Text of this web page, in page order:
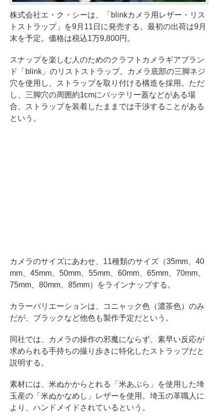
株式会社エ・ク・シーは、「blinkカメラ用レザー・リス
トストラップ」を9月11日に発売する。最初の出荷は9月
末を予定。価格は税込1万9,800円。
スナップを楽しむ人のためのクラフトカメラギアブラン
ド「blink」のリストストラップ。カメラ底部の三脚ネジ
穴を使用し、ストラップを取り付ける構造を採用。ただ
し、三脚穴の周囲約1cmにバッテリー蓋などがある場
合、ストラップを装着したままでは干渉することがある
という。
カメラのサイズにあわせ、11種類のサイズ（35mm、40
mm、45mm、50mm、55mm、60mm、65mm、70mm、
75mm、80mm、85mm）をラインナップする。
カラーバリエーションは、コニャック色（濃茶色）のみ
だが、ブラックなど他色も製作予定だという。
同社では、カメラの操作の邪魔にならず、素早い反応が
求められる手持ちの撮り歩きに特化したストラップだと
説明する。
素材には、米ぬかからとれる「米あぶら」を使用した埼
玉産の「米ぬかなめし」レザーを使用。埼玉の革職人に
より、ハンドメイドされているという。